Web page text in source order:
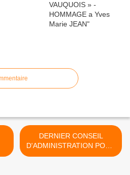
DERNIER CONSEIL
D'ADMINISTRATION POUR
2025 >